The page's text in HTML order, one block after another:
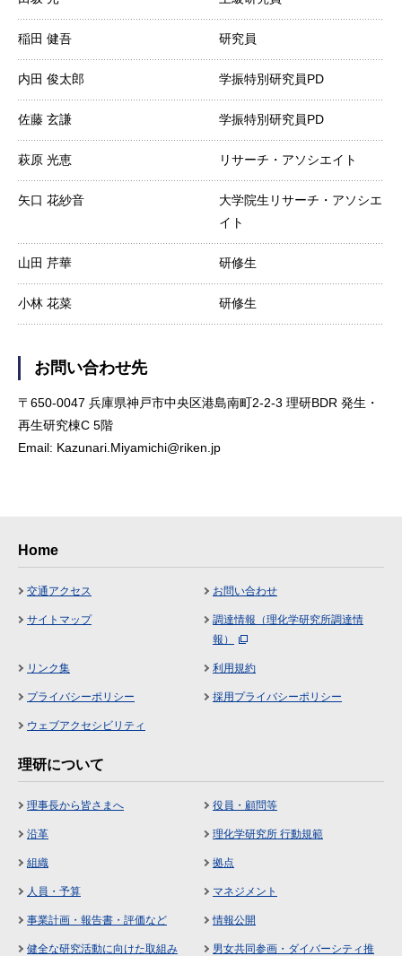
稲田 健吾 研究員
内田 俊太郎 学振特別研究員PD
佐藤 玄謙 学振特別研究員PD
萩原 光恵 リサーチ・アソシエイト
矢口 花紗音
大学院生リサーチ・アソシエ
イト
山田 芹華 研修生
小林 花菜 研修生
お問い合わせ先
〒650-0047 兵庫県神戸市中央区港島南町2-2-3 理研BDR 発生・
再生研究棟C 5階
Email: Kazunari.Miyamichi@riken.jp
Home
交通アクセス お問い合わせ
サイトマップ
調達情報（理化学研究所調達情
報）
リンク集 利用規約
プライバシーポリシー 採用プライバシーポリシー
ウェブアクセシビリティ
理研について
理事長から皆さまへ 役員・顧問等
沿革 理化学研究所 行動規範
組織 拠点
人員・予算 マネジメント
事業計画・報告書・評価など 情報公開
健全な研究活動に向けた取組み
男女共同参画・ダイバーシティ推